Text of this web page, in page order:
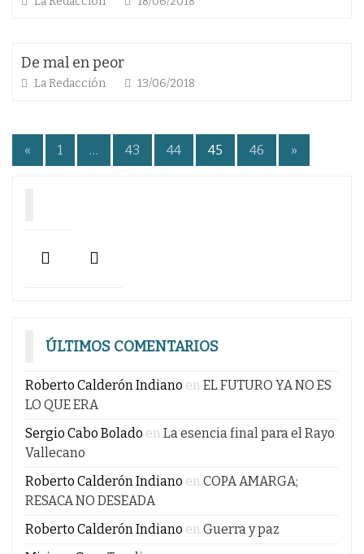
De mal en peor
La Redacción 13/06/2018
Paginación
« 1 … 43 44 45 46 »
ÚLTIMOS COMENTARIOS
Roberto Calderón Indiano en EL FUTURO YA NO ES
LO QUE ERA
Sergio Cabo Bolado en La esencia final para el Rayo
Vallecano
Roberto Calderón Indiano en COPA AMARGA;
RESACA NO DESEADA
Roberto Calderón Indiano en Guerra y paz